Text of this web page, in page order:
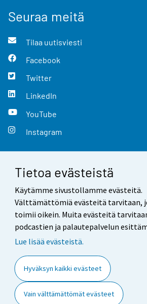
Tietoa evästeistä
Käytämme sivustollamme evästeitä.
Välttämättömiä evästeitä tarvitaan,
toimii oikein. Muita evästeitä
podcastien ja palautepalvelun
Lue lisää evästeistä.
Hyväksyn kaikki evästeet
Vain välttämättömät evästeet
Seuraa meitä
Tilaa uutisviesti
Facebook
Twitter
LinkedIn
YouTube
Instagram
Yhteystiedot
Palaute
Käyttöehdot
Saavutettavuus
Tietoa sivustosta
Evästeasetukset